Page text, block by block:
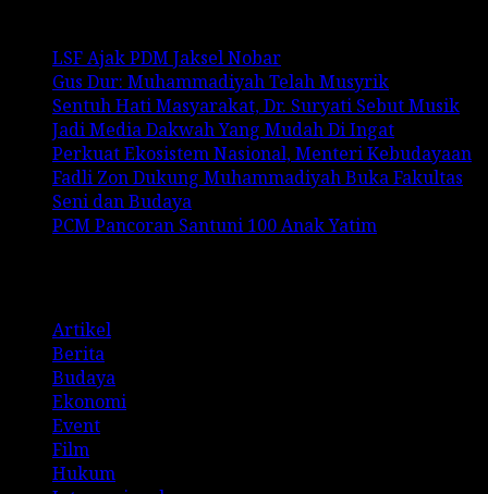
LSF Ajak PDM Jaksel Nobar
Gus Dur: Muhammadiyah Telah Musyrik
Sentuh Hati Masyarakat, Dr. Suryati Sebut Musik
Jadi Media Dakwah Yang Mudah Di Ingat
Perkuat Ekosistem Nasional, Menteri Kebudayaan
Fadli Zon Dukung Muhammadiyah Buka Fakultas
Seni dan Budaya
PCM Pancoran Santuni 100 Anak Yatim
Artikel
Berita
Budaya
Ekonomi
Event
Film
Hukum